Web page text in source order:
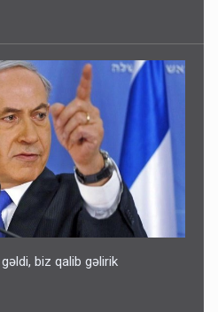
deport etdi
biz qalib gəlirik